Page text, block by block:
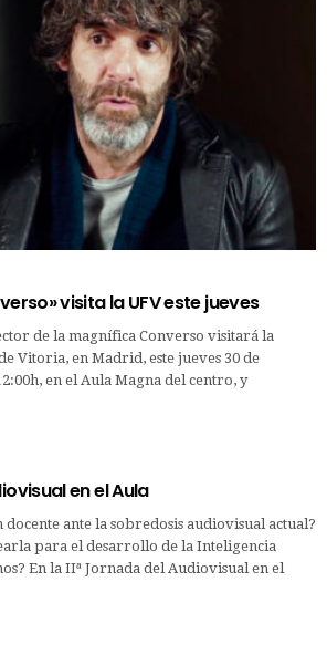
visita la UFV este jueves
de la magnífica Converso visitará la
Vitoria, en Madrid, este jueves 30 de
en el Aula Magna del centro, y
en el Aula
ante la sobredosis audiovisual actual?
para el desarrollo de la Inteligencia
En la IIª Jornada del Audiovisual en el